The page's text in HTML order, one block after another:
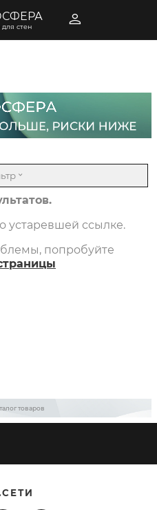
стен
ссылке.
попробуйте
товаров